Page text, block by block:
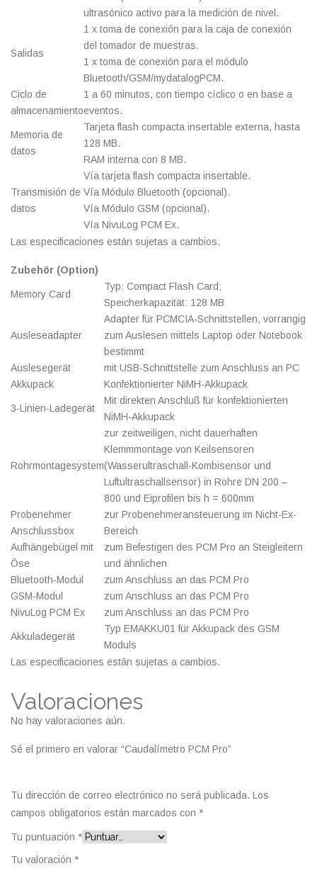
ultrasónico activo para la medición de nivel.
Salidas
1 x toma de conexión para la caja de conexión
del tomador de muestras.
1 x toma de conexión para el módulo
Bluetooth/GSM/mydatalogPCM.
Ciclo de
almacenamiento
1 a 60 minutos, con tiempo cíclico o en base a
eventos.
Memoria de
datos
Tarjeta flash compacta insertable externa, hasta
128 MB.
RAM interna con 8 MB.
Transmisión de
datos
Vía tarjeta flash compacta insertable.
Vía Módulo Bluetooth (opcional).
Vía Módulo GSM (opcional).
Vía NivuLog PCM Ex.
Las especificaciones están sujetas a cambios.
Zubehör (Option)
Memory Card
Typ: Compact Flash Card;
Speicherkapazität: 128 MB
Ausleseadapter
Adapter für PCMCIA-Schnittstellen, vorrangig
zum Auslesen mittels Laptop oder Notebook
bestimmt
Auslesegerät
mit USB-Schnittstelle zum Anschluss an PC
Akkupack
Konfektionierter NiMH-Akkupack
3-Linien-Ladegerät
Mit direkten Anschluß für konfektionierten
NiMH-Akkupack
Rohrmontagesystem
zur zeitweiligen, nicht dauerhaften
Klemmmontage von Keilsensoren
(Wasserultraschall-Kombisensor und
Luftultraschallsensor) in Rohre DN 200 –
800 und Eiprofilen bis h = 600mm
Probenehmer
Anschlussbox
zur Probenehmeransteuerung im Nicht-Ex-
Bereich
Aufhängebügel mit
Öse
zum Befestigen des PCM Pro an Steigleitern
und ähnlichen
Bluetooth-Modul
zum Anschluss an das PCM Pro
GSM-Modul
zum Anschluss an das PCM Pro
NivuLog PCM Ex
zum Anschluss an das PCM Pro
Akkuladegerät
Typ EMAKKU01 für Akkupack des GSM
Moduls
Las especificaciones están sujetas a cambios.
Valoraciones
No hay valoraciones aún.
Sé el primero en valorar “Caudalímetro PCM Pro”
Tu dirección de correo electrónico no será publicada. Los
campos obligatorios están marcados con *
Tu puntuación *
Tu valoración *